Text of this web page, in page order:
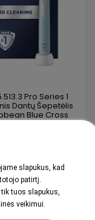
Pro Series 1
Dantų Šepetėlis
Blue Cross
49,99 €
Į krepšelį
slapukus, kad
patirtį.
tuos slapukus,
veikimui.